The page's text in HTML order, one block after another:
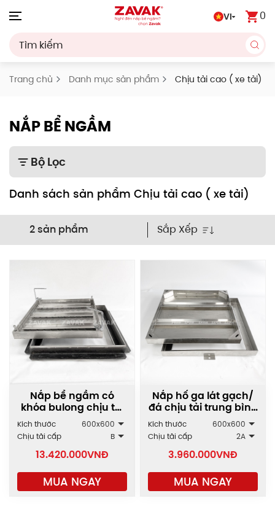
VI 0
Trang chủ Danh mục sản phẩm Chịu tải cao ( xe tải)
NẮP BỂ NGẦM
Bộ Lọc
Danh sách sản phẩm Chịu tải cao ( xe tải)
2 sản phẩm Sắp Xếp
Nắp bể ngầm có
khóa bulong chịu tải
cao MHD
Kích thước
600x600
Chịu tải cấp
B
13.420.000VNĐ
MUA NGAY
Nắp hố ga lát gạch/
đá chịu tải trung bình
- cao MHP
Kích thước
600x600
Chịu tải cấp
2A
3.960.000VNĐ
MUA NGAY